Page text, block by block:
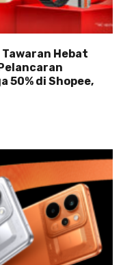
Hebat
50% di Shopee,